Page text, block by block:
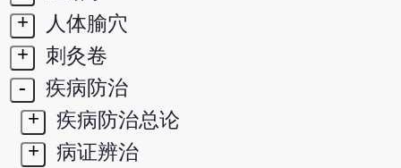
+
人体腧穴
+
刺灸卷
-
疾病防治
+
疾病防治总论
+
病证辨治